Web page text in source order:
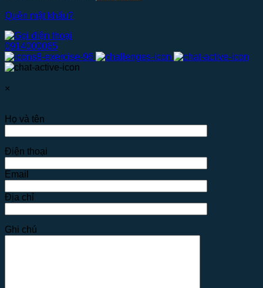
Quên mật khẩu?
0914000065
×
Họ và tên
Điện thoại
Email
Địa chỉ
Ghi chú